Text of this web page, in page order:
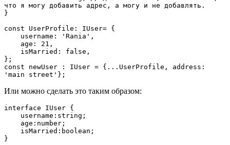
что я могу добавить адрес, а могу и не добавлять.
}
const UserProfile: IUser= {
    username: 'Rania',
    age: 21,
    isMarried: false,
};
const newUser : IUser = {...UserProfile, address:
'main street'};
Или можно сделать это таким образом:
interface IUser {
    username:string;
    age:number;
    isMarried:boolean;
}